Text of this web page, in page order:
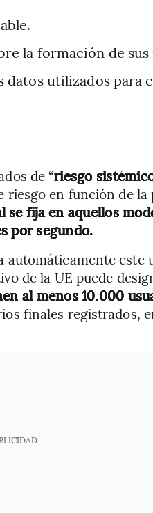
la formación de sus
datos utilizados para
de “riesgo
riesgo en función de
se fija en aquellos
por segundo.
este
de la UE puede
al menos 10.000
finales registrados,